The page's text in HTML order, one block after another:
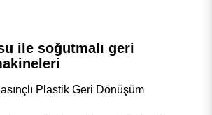
ile soğutmalı geri
Plastik Geri Dönüşüm